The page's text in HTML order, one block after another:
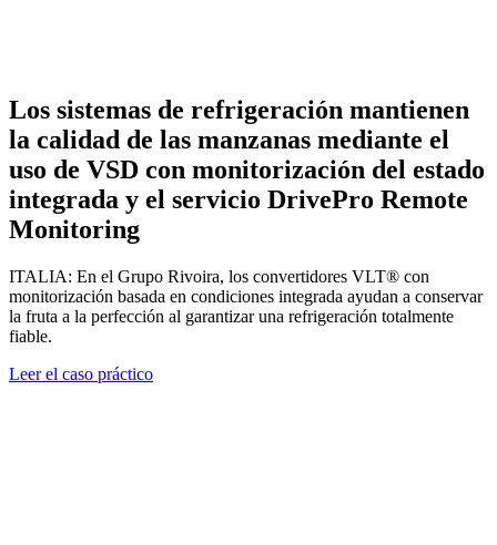
Los sistemas de refrigeración mantienen
la calidad de las manzanas mediante el
uso de VSD con monitorización del estado
integrada y el servicio DrivePro Remote
Monitoring
ITALIA: En el Grupo Rivoira, los convertidores VLT® con
monitorización basada en condiciones integrada ayudan a conservar
la fruta a la perfección al garantizar una refrigeración totalmente
fiable.
Leer el caso práctico